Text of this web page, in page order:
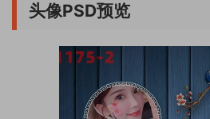
头像PSD预览